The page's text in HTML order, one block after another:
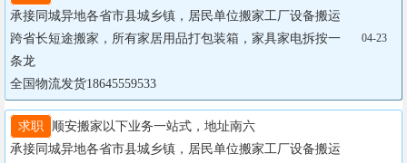
承接同城异地各省市县城乡镇，居民单位搬家工厂设备搬运
跨省长短途搬家，所有家居用品打包装箱，家具家电拆按一
条龙
全国物流发货18645559533
04-23
求职
顺安搬家以下业务一站式，地址南六
承接同城异地各省市县城乡镇，居民单位搬家工厂设备搬运